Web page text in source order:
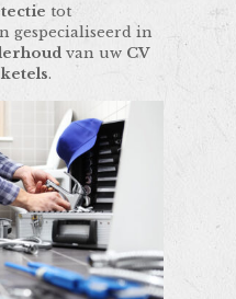
tot
gespecialiseerd in
van uw CV
.